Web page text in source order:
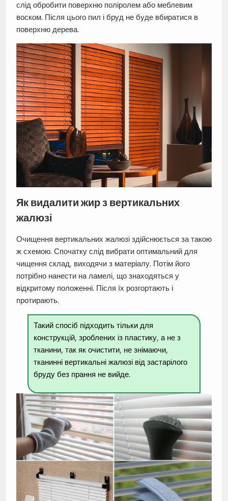
слід обробити поверхню поліролем або меблевим
воском. Після цього пил і бруд не буде вбиратися в
поверхню дерева.
Як видалити жир з вертикальних
жалюзі
Очищення вертикальних жалюзі здійснюється за такою
ж схемою. Спочатку слід вибрати оптимальний для
чищення склад, виходячи з матеріалу. Потім його
потрібно нанести на ламелі, що знаходяться у
відкритому положенні. Після їх розгортають і
протирають.
Такий спосіб підходить тільки для
конструкцій, зроблених із пластику, а не з
тканини, так як очистити, не знімаючи,
тканинні вертикальні жалюзі від застарілого
бруду без прання не вийде.